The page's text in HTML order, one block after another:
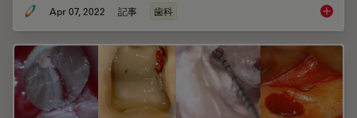
Apr 07, 2022 記事 歯科